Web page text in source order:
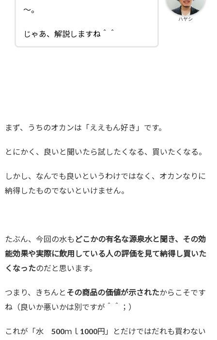
～。
じゃあ、解説しますね＾＾
ハヤシ
まず、うちのオカンは「ええもん好き」です。
とにかく、良いと聞いたら試したくなる、買いたくなる。
しかし、なんでも良いというわけではなく、オカンなりに
納得したものでないといけません。
たぶん、今回の水も どこかの有名な源泉水と聞き、その効
能効果や実際に飲用している人の評価を見て納得し買いた
くなったのだと思います。
つまり、きちんと その商品の価値が示されたからこそです
ね（良いか悪いかは別ですが＾＾；）
これが「水 500ｍｌ1000円」とだけではだれも買わない